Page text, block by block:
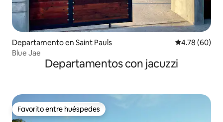
Departamento en Saint Pauls Calificación
4.78 (60)
Blue Jae
Departamentos con jacuzzi
Favorito entre huéspedes
Favorito entre huéspedes